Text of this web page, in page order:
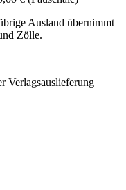
Ausland übernimmt
Zölle.
Verlagsauslieferung